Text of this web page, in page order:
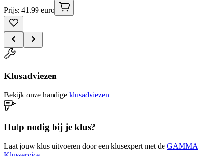
Prijs: 41.99 euro
Klusadviezen
Bekijk onze handige klusadviezen
Hulp nodig bij je klus?
Laat jouw klus uitvoeren door een klusexpert met de GAMMA